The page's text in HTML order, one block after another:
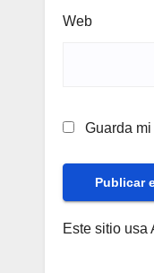
Web
Guarda
Este sitio usa